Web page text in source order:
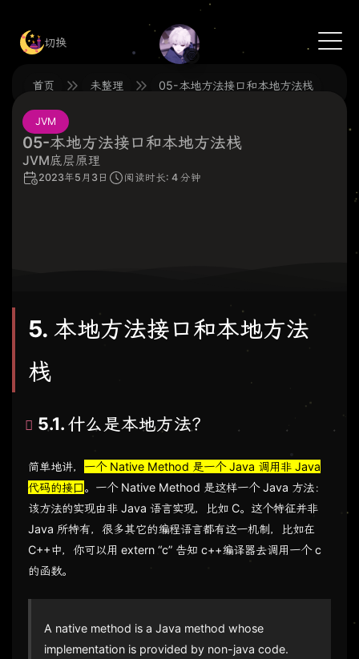
切换
🍥
首页 未整理 05-本地方法接口和本地方法栈
JVM
05-本地方法接口和本地方法栈
JVM底层原理
2023年5月3日 阅读时长: 4 分钟
5. 本地方法接口和本地方法
栈
5.1. 什么是本地方法？
简单地讲， 一个 Native Method 是一个 Java 调用非 Java
代码的接囗。一个 Native Method 是这样一个 Java 方法：
该方法的实现由非 Java 语言实现，比如 C。这个特征并非
Java 所特有，很多其它的编程语言都有这一机制，比如在
C++中，你可以用 extern “c” 告知 c++编译器去调用一个 c
的函数。
A native method is a Java method whose
implementation is provided by non-java code.